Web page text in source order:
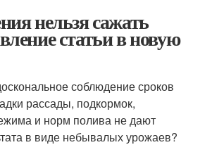
нельзя сажать
статьи в новую
соблюдение сроков
рассады, подкормок,
и норм полива не дают
в виде небывалых урожаев?